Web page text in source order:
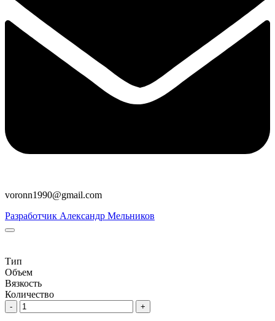
voronn1990@gmail.com
Разработчик Александр Мельников
Тип
Объем
Вязкость
Количество
- +